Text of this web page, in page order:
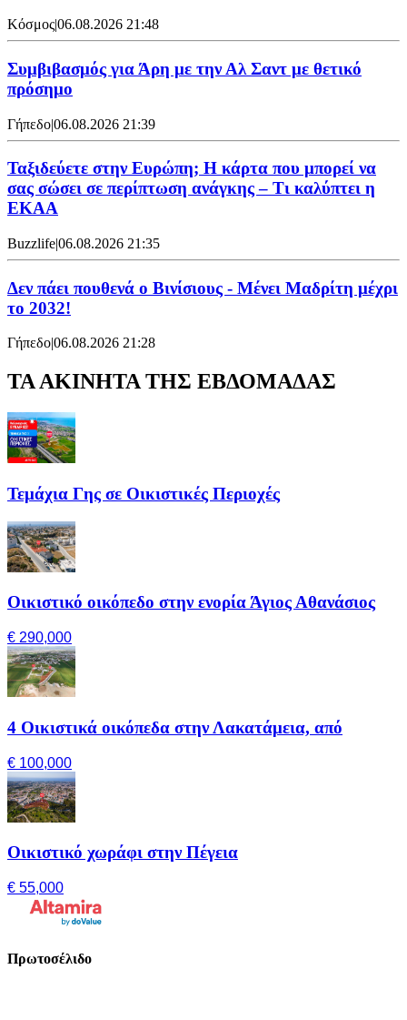
Κόσμος|06.08.2026 21:48
Συμβιβασμός για Άρη με την Αλ Σαντ με θετικό
πρόσημο
Γήπεδο|06.08.2026 21:39
Ταξιδεύετε στην Ευρώπη; Η κάρτα που μπορεί να
σας σώσει σε περίπτωση ανάγκης – Τι καλύπτει η
ΕΚΑΑ
Buzzlife|06.08.2026 21:35
Δεν πάει πουθενά ο Βινίσιους - Μένει Μαδρίτη μέχρι
το 2032!
Γήπεδο|06.08.2026 21:28
ΤΑ ΑΚΙΝΗΤΑ ΤΗΣ ΕΒΔΟΜΑΔΑΣ
Τεμάχια Γης σε Οικιστικές Περιοχές
Οικιστικό οικόπεδο στην ενορία Άγιος Αθανάσιος
€ 290,000
4 Οικιστικά οικόπεδα στην Λακατάμεια, από
€ 100,000
Οικιστικό χωράφι στην Πέγεια
€ 55,000
Πρωτοσέλιδο